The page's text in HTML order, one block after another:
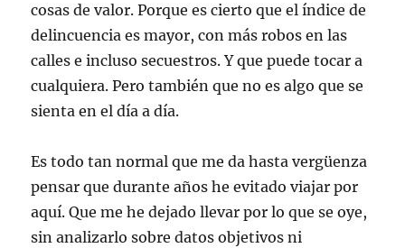
cosas de valor. Porque es cierto que el índice de
delincuencia es mayor, con más robos en las
calles e incluso secuestros. Y que puede tocar a
cualquiera. Pero también que no es algo que se
sienta en el día a día.
Es todo tan normal que me da hasta vergüenza
pensar que durante años he evitado viajar por
aquí. Que me he dejado llevar por lo que se oye,
sin analizarlo sobre datos objetivos ni